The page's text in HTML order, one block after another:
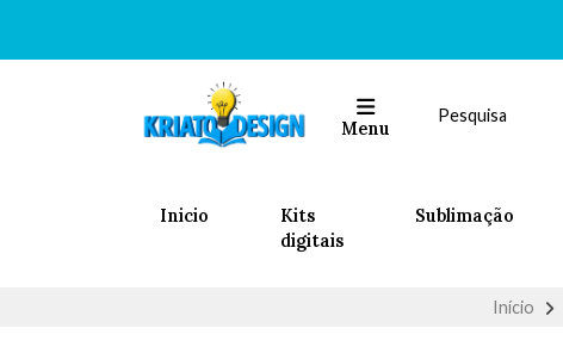
Menu
Inicio
Kits
digitais
Sublimação
Início